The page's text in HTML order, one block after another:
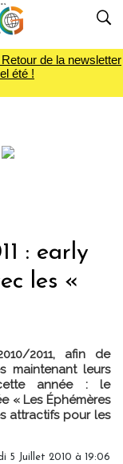
de la newsletter
été !
: early
les «
2011, afin de
maintenant leurs
année : le
« Les Éphémères
attractifs pour les
5 Juillet 2010 à 19:06